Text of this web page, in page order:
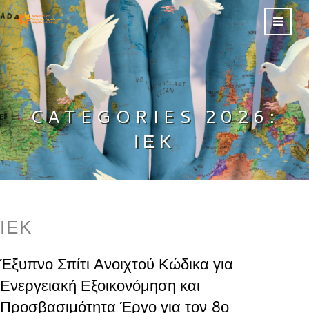
CATEGORIES 2026:
ΙΕΚ
ΙΕΚ
Έξυπνο Σπίτι Ανοιχτού Κώδικα για
Ενεργειακή Εξοικονόμηση και
Προσβασιμότητα Έργο για τον 8ο